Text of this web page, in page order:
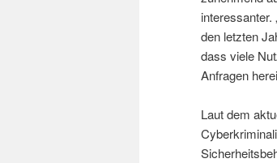
den letzten
dass viele
Anfragen
Laut dem